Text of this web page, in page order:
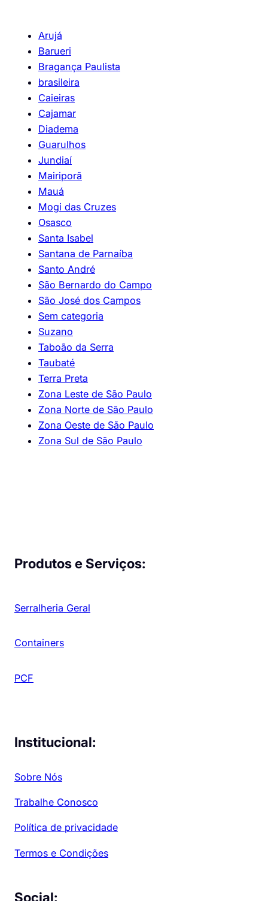
Arujá
Barueri
Bragança Paulista
brasileira
Caieiras
Cajamar
Diadema
Guarulhos
Jundiaí
Mairiporã
Mauá
Mogi das Cruzes
Osasco
Santa Isabel
Santana de Parnaíba
Santo André
São Bernardo do Campo
São José dos Campos
Sem categoria
Suzano
Taboão da Serra
Taubaté
Terra Preta
Zona Leste de São Paulo
Zona Norte de São Paulo
Zona Oeste de São Paulo
Zona Sul de São Paulo
Produtos e Serviços:
Serralheria Geral
Containers
PCF
Institucional:
Sobre Nós
Trabalhe Conosco
Política de privacidade
Termos e Condições
Social: